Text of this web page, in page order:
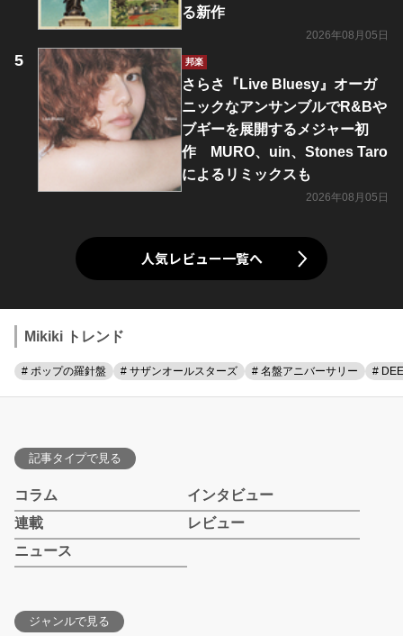
る新作
2026年08月05日
邦楽
さらさ『Live Bluesy』オーガ
ニックなアンサンブルでR&Bや
ブギーを展開するメジャー初
作 MURO、uin、Stones Taro
によるリミックスも
2026年08月05日
人気レビュー一覧へ
Mikiki トレンド
# ポップの羅針盤 # サザンオールスターズ # 名盤アニバーサリー #
記事タイプで見る
コラム
インタビュー
連載
レビュー
ニュース
ジャンルで見る